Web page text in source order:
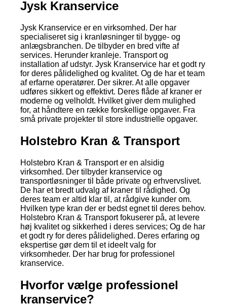
Jysk Kranservice
Jysk Kranservice er en virksomhed. Der har
specialiseret sig i kranløsninger til bygge- og
anlægsbranchen. De tilbyder en bred vifte af
services. Herunder kranleje. Transport og
installation af udstyr. Jysk Kranservice har et godt ry
for deres pålidelighed og kvalitet. Og de har et team
af erfarne operatører. Der sikrer. At alle opgaver
udføres sikkert og effektivt. Deres flåde af kraner er
moderne og velholdt. Hvilket giver dem mulighed
for, at håndtere en række forskellige opgaver. Fra
små private projekter til store industrielle opgaver.
Holstebro Kran & Transport
Holstebro Kran & Transport er en alsidig
virksomhed. Der tilbyder kranservice og
transportløsninger til både private og erhvervslivet.
De har et bredt udvalg af kraner til rådighed. Og
deres team er altid klar til, at rådgive kunder om.
Hvilken type kran der er bedst egnet til deres behov.
Holstebro Kran & Transport fokuserer på, at levere
høj kvalitet og sikkerhed i deres services; Og de har
et godt ry for deres pålidelighed. Deres erfaring og
ekspertise gør dem til et ideelt valg for
virksomheder. Der har brug for professionel
kranservice.
Hvorfor vælge professionel
kranservice?